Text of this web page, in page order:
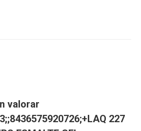
valorar
227